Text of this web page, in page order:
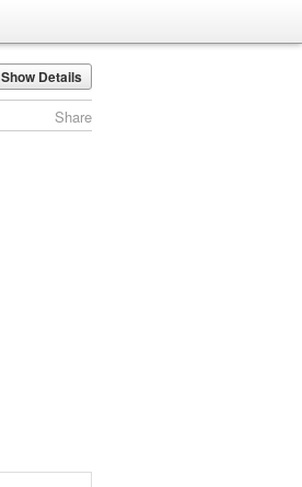
Show Details
Share